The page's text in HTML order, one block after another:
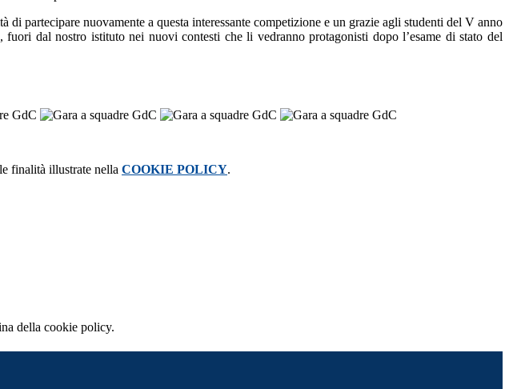
partecipare nuovamente a questa interessante competizione e un grazie agli studenti del V anno
dal nostro istituto nei nuovi contesti che li vedranno protagonisti dopo l’esame di stato del
finalità illustrate nella COOKIE POLICY.
della cookie policy.